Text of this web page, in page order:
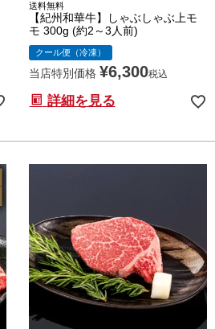
送料無料
【紀州和華牛】しゃぶしゃぶ上モ
モ 300g (約2～3人前)
クール便（冷凍）
当店特別価格 ¥6,300税込
詳細を見る